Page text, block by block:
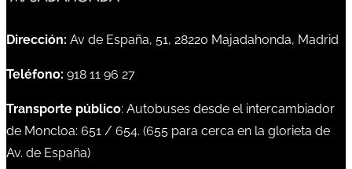
Dirección: Av de España, 51, 28220 Majadahonda, Madrid
Teléfono: 918 11 96 27
Transporte público: Autobuses desde el intercambiador
de Moncloa: 651 / 654. (655 para cerca en la glorieta de
Av. de España)